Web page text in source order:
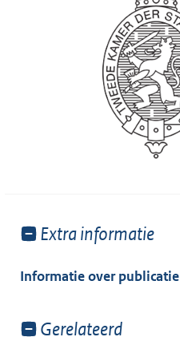
Toon
van:
Extra informatie
Informatie over publicatie
Toon
Gerelateerd